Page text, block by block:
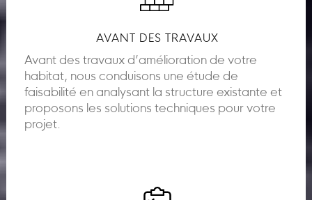
AVANT DES TRAVAUX
Avant des travaux d’amélioration de votre
habitat, nous conduisons une étude de
faisabilité en analysant la structure existante et
proposons les solutions techniques pour votre
projet.